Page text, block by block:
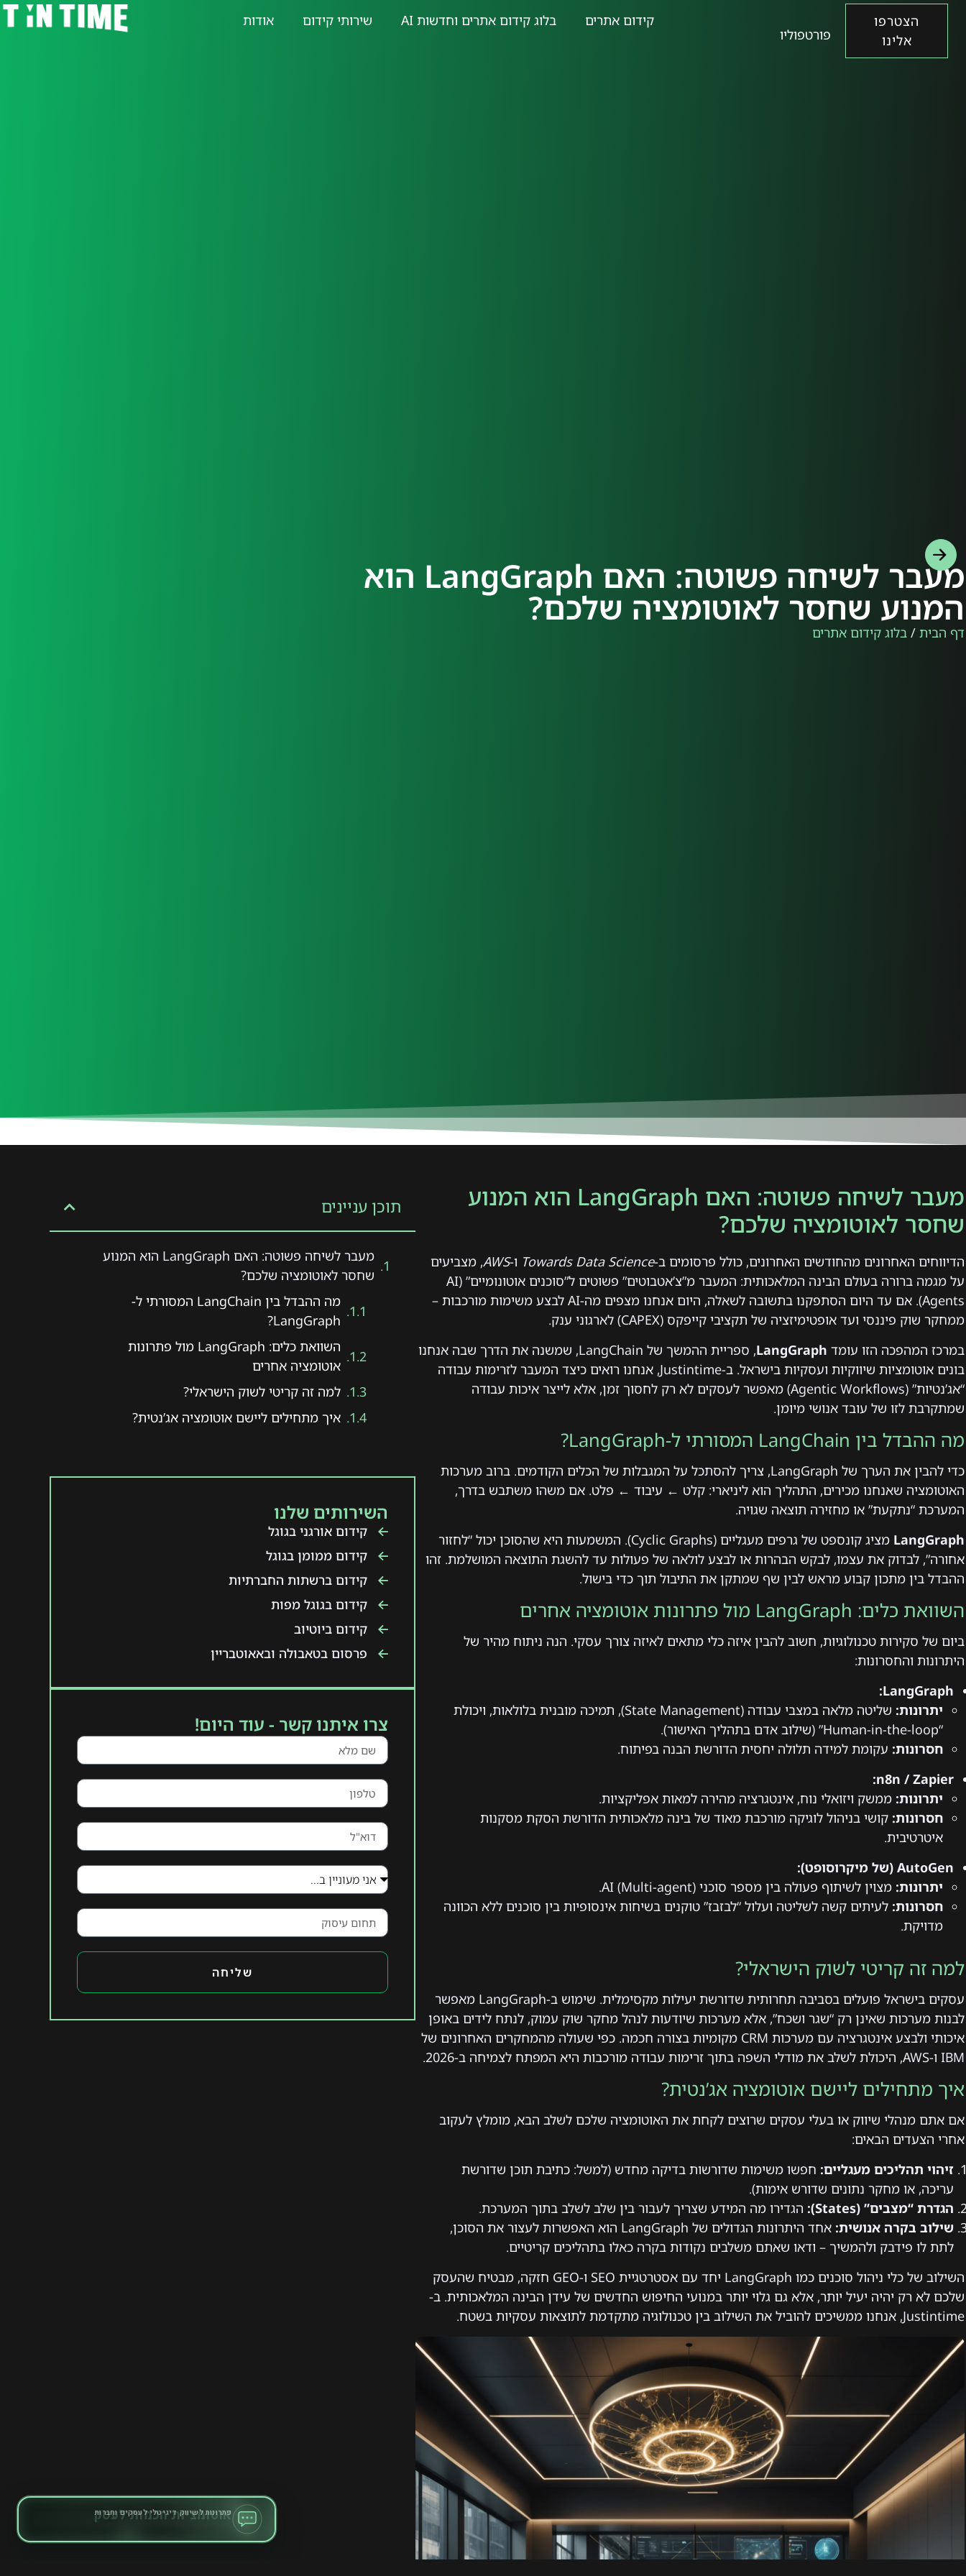
קידום אתרים בלוג קידום אתרים וחדשות AI שירותי קידום אודות
הצטרפו
אלינו
פורטפוליו
מעבר לשיחה פשוטה: האם LangGraph הוא
המנוע שחסר לאוטומציה שלכם?
דף הבית / בלוג קידום אתרים
מעבר לשיחה פשוטה: האם LangGraph הוא המנוע
שחסר לאוטומציה שלכם?
הדיווחים האחרונים מהחודשים האחרונים, כולל פרסומים ב-Towards Data Science ו-AWS, מצביעים
על מגמה ברורה בעולם הבינה המלאכותית: המעבר מ”צ’אטבוטים” פשוטים ל”סוכנים אוטונומיים” (AI
Agents). אם עד היום הסתפקנו בתשובה לשאלה, היום אנחנו מצפים מה-AI לבצע משימות מורכבות –
ממחקר שוק פיננסי ועד אופטימיזציה של תקציבי קייפקס (CAPEX) לארגוני ענק.
במרכז המהפכה הזו עומד LangGraph
, ספריית ההמשך של LangChain, שמשנה את הדרך שבה אנחנו
בונים אוטומציות שיווקיות ועסקיות בישראל. ב-Justintime, אנחנו רואים כיצד המעבר לזרימות עבודה
“אג’נטיות” (Agentic Workflows) מאפשר לעסקים לא רק לחסוך זמן, אלא לייצר איכות עבודה
שמתקרבת לזו של עובד אנושי מיומן.
מה ההבדל בין LangChain המסורתי ל-LangGraph?
כדי להבין את הערך של LangGraph, צריך להסתכל על המגבלות של הכלים הקודמים. ברוב מערכות
האוטומציה שאנחנו מכירים, התהליך הוא ליניארי: קלט ← עיבוד ← פלט. אם משהו משתבש בדרך,
המערכת “נתקעת” או מחזירה תוצאה שגויה.
LangGraph
מציג קונספט של גרפים מעגליים (Cyclic Graphs). המשמעות היא שהסוכן יכול “לחזור
אחורה”, לבדוק את עצמו, לבקש הבהרות או לבצע לולאה של פעולות עד להשגת התוצאה המושלמת. זהו
ההבדל בין מתכון קבוע מראש לבין שף שמתקן את התיבול תוך כדי בישול.
השוואת כלים: LangGraph מול פתרונות אוטומציה אחרים
ביום של סקירות טכנולוגיות, חשוב להבין איזה כלי מתאים לאיזה צורך עסקי. הנה ניתוח מהיר של
היתרונות והחסרונות:
LangGraph:
יתרונות:
שליטה מלאה במצבי עבודה (State Management), תמיכה מובנית בלולאות, ויכולת
“Human-in-the-loop” (שילוב אדם בתהליך האישור).
חסרונות: עקומת למידה תלולה יחסית הדורשת הבנה בפיתוח.
n8n / Zapier:
יתרונות: ממשק ויזואלי נוח, אינטגרציה מהירה למאות אפליקציות.
חסרונות: קושי בניהול לוגיקה מורכבת מאוד של בינה מלאכותית הדורשת הסקת מסקנות
איטרטיבית.
AutoGen (של מיקרוסופט):
יתרונות: מצוין לשיתוף פעולה בין מספר סוכני AI (Multi-agent).
חסרונות: לעיתים קשה לשליטה ועלול “לבזבז” טוקנים בשיחות אינסופיות בין סוכנים ללא הכוונה
מדויקת.
למה זה קריטי לשוק הישראלי?
עסקים בישראל פועלים בסביבה תחרותית שדורשת יעילות מקסימלית. שימוש ב-LangGraph מאפשר
לבנות מערכות שאינן רק “שגר ושכח”, אלא מערכות שיודעות לנהל מחקר שוק עמוק, לנתח לידים באופן
איכותי ולבצע אינטגרציה עם מערכות CRM מקומיות בצורה חכמה. כפי שעולה מהמחקרים האחרונים של
IBM ו-AWS, היכולת לשלב את מודלי השפה בתוך זרימות עבודה מורכבות היא המפתח לצמיחה ב-2026.
איך מתחילים ליישם אוטומציה אג’נטית?
אם אתם מנהלי שיווק או בעלי עסקים שרוצים לקחת את האוטומציה שלכם לשלב הבא, מומלץ לעקוב
אחרי הצעדים הבאים:
זיהוי תהליכים מעגליים: חפשו משימות שדורשות בדיקה מחדש (למשל: כתיבת תוכן שדורשת
עריכה, או מחקר נתונים שדורש אימות).
הגדרת “מצבים” (States):
הגדירו מה המידע שצריך לעבור בין שלב לשלב בתוך המערכת.
שילוב בקרה אנושית:
אחד היתרונות הגדולים של LangGraph הוא האפשרות לעצור את הסוכן,
לתת לו פידבק ולהמשיך – ודאו שאתם משלבים נקודות בקרה כאלו בתהליכים קריטיים.
השילוב של כלי ניהול סוכנים כמו LangGraph יחד עם אסטרטגיית SEO ו-GEO חזקה, מבטיח שהעסק
שלכם לא רק יהיה יעיל יותר, אלא גם גלוי יותר במנועי החיפוש החדשים של עידן הבינה המלאכותית. ב-
Justintime, אנחנו ממשיכים להוביל את השילוב בין טכנולוגיה מתקדמת לתוצאות עסקיות בשטח.
תוכן עניינים
מעבר לשיחה פשוטה: האם LangGraph הוא המנוע
שחסר לאוטומציה שלכם?
מה ההבדל בין LangChain המסורתי ל-
LangGraph?
השוואת כלים: LangGraph מול פתרונות
אוטומציה אחרים
למה זה קריטי לשוק הישראלי?
איך מתחילים ליישם אוטומציה אג’נטית?
השירותים שלנו
קידום אורגני בגוגל
קידום ממומן בגוגל
קידום ברשתות החברתיות
קידום בגוגל מפות
קידום ביוטיוב
פרסום בטאבולה ובאאוטבריין
צרו איתנו קשר - עוד היום!
שליחה
פתרונות לשיווק דיגיטלי לעסקים וחברות
אוטומציות חכמות לעסק